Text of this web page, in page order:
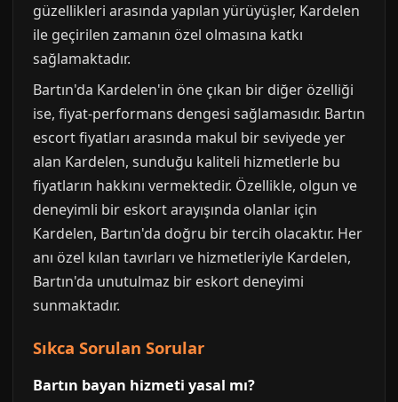
güzellikleri arasında yapılan yürüyüşler, Kardelen
ile geçirilen zamanın özel olmasına katkı
sağlamaktadır.
Bartın'da Kardelen'in öne çıkan bir diğer özelliği
ise, fiyat-performans dengesi sağlamasıdır. Bartın
escort fiyatları arasında makul bir seviyede yer
alan Kardelen, sunduğu kaliteli hizmetlerle bu
fiyatların hakkını vermektedir. Özellikle, olgun ve
deneyimli bir eskort arayışında olanlar için
Kardelen, Bartın'da doğru bir tercih olacaktır. Her
anı özel kılan tavırları ve hizmetleriyle Kardelen,
Bartın'da unutulmaz bir eskort deneyimi
sunmaktadır.
Sıkca Sorulan Sorular
Bartın bayan hizmeti yasal mı?